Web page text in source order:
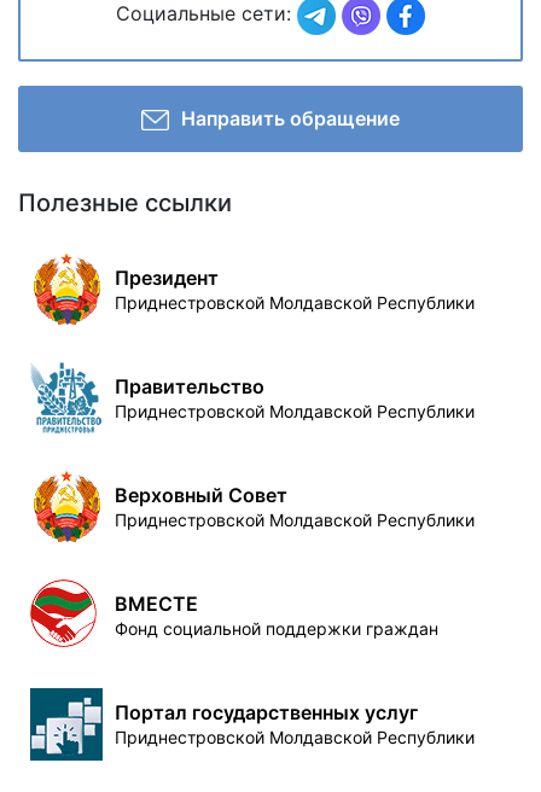
Социальные сети:
Направить обращение
Полезные ссылки
Президент
Приднестровской Молдавской Республики
Правительство
Приднестровской Молдавской Республики
Верховный Совет
Приднестровской Молдавской Республики
ВМЕСТЕ
Фонд социальной поддержки граждан
Портал государственных услуг
Приднестровской Молдавской Республики